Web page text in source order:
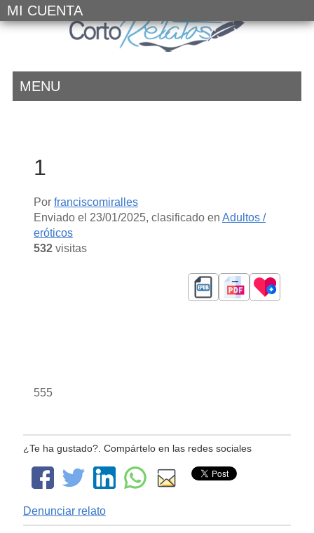
MI CUENTA
MENU
1
Por franciscomiralles
Enviado el 23/01/2025, clasificado en Adultos /
eróticos
532visitas
555
¿Te ha gustado?. Compártelo en las redes sociales
Denunciar relato